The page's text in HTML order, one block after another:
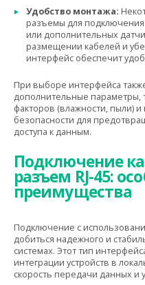
Удобство монтажа:
разъемы для подключения
или дополнительных
размещении кабелей и
интерфейс обеспечит
При выборе интерфейса
дополнительные параметры,
факторов (влажности, пыли)
безопасности для
доступа к данным.
Подключение
разъем RJ-45:
преимущества
Подключение с
добиться надежного и
системах. Этот тип
интеграции устройств в
скорость передачи данных и